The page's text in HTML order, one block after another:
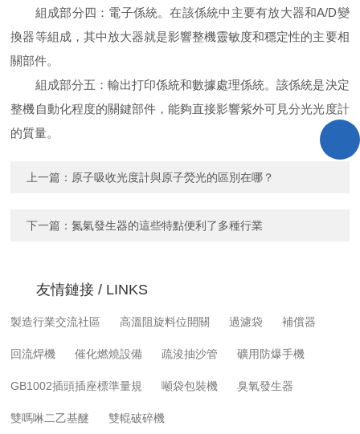
組成部分四：電子係統。在該係統中主要有放大器和A/D變
換器等組成，其中放大器就是影響整機靈敏度和穩定性的主要相
關部件。
組成部分五：輸出打印係統和數據處理係統。該係統是決定
整機自動化程度的關鍵部件，能夠直接影響紫外可見分光光度計
的質量。
上一篇： 原子吸收光度計與原子熒光的區別在哪？
下一篇：氮氣發生器的這些特點便利了多種行業
友情鏈接 / LINKS
製造行業交流社區 高溫阻旋料位開關 過濾袋 補償器
回流焊機 催化燃燒設備 疏浚抽沙管 礦用防爆手機
GB1002插頭插座標準量規 噸袋包裝機 臭氧發生器
雙嗎啉二乙基醚 雙輥破碎機